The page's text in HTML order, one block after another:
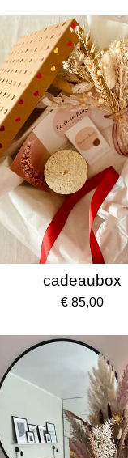
cadeaubox
€ 85,00